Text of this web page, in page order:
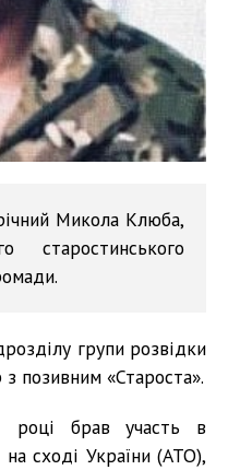
Микола Клюба,
старостинського
групи розвідки
позивним «Староста».
брав участь в
на сході України (АТО),